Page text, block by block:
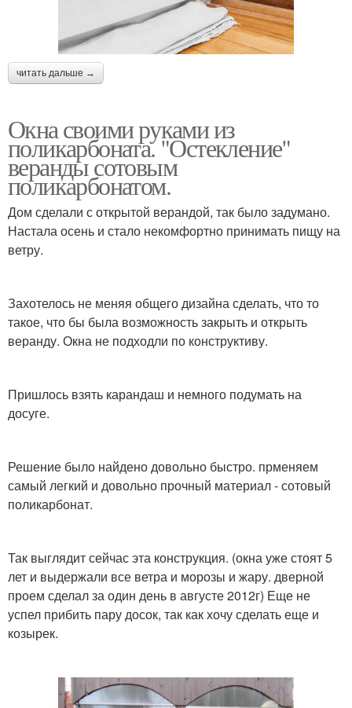
читать дальше →
Окна своими руками из
поликарбоната. "Остекление"
веранды сотовым
поликарбонатом.
Дом сделали с открытой верандой, так было задумано.
Настала осень и стало некомфортно принимать пищу на
ветру.
Захотелось не меняя общего дизайна сделать, что то
такое, что бы была возможность закрыть и открыть
веранду. Окна не подходли по конструктиву.
Пришлось взять карандаш и немного подумать на
досуге.
Решение было найдено довольно быстро. прменяем
самый легкий и довольно прочный материал - сотовый
поликарбонат.
Так выглядит сейчас эта конструкция. (окна уже стоят 5
лет и выдержали все ветра и морозы и жару. дверной
проем сделал за один день в августе 2012г) Еще не
успел прибить пару досок, так как хочу сделать еще и
козырек.